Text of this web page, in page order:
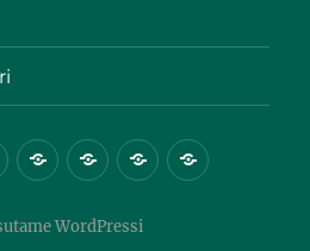
WordPressi